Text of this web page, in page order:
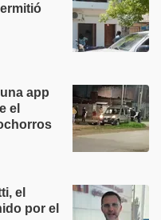
app
el
el
por el